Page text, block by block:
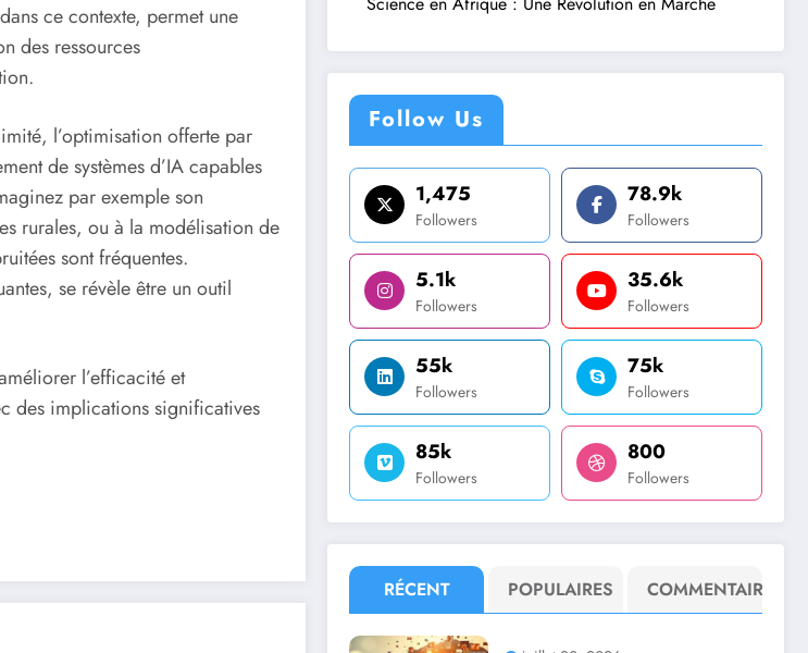
ce contexte, permet une
des ressources
l’optimisation offerte par
de systèmes d’IA capables
par exemple son
rurales, ou à la modélisation de
sont fréquentes.
se révèle être un outil
l’efficacité et
des implications significatives
Follow Us
1,475
Followers
78.9k
Followers
5.1k
Followers
35.6k
Followers
55k
Followers
75k
Followers
85k
Followers
800
Followers
RÉCENT POPULAIRES COMMENTAIRE